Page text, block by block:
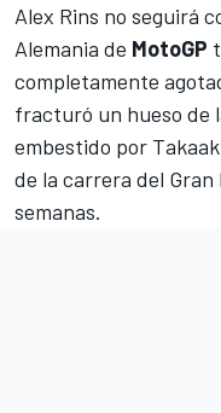
Alex Rins no seguirá
Alemania de MotoGP
completamente
fracturó un hueso de
embestido por
de la carrera del
semanas.